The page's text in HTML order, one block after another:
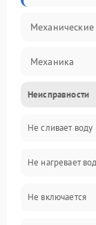
Механика
Управление
Электропитание
Датчики
Нагрев
Неисправности
Не сливает воду
Не нагревает
Не включается